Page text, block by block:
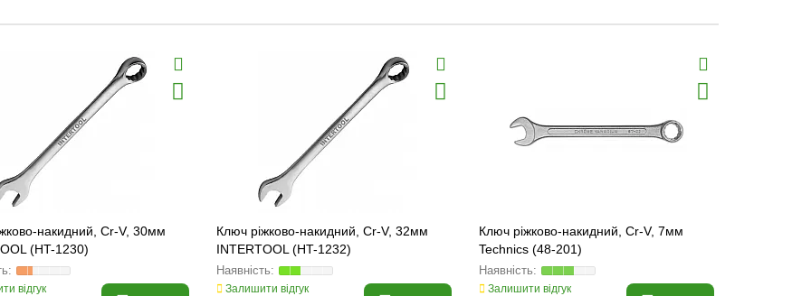
накидний, Cr-V, 30мм
(HT-1230)
відгук
Ключ ріжково-накидний, Cr-V, 32мм
INTERTOOL (HT-1232)
Залишити відгук
Ключ ріжково-накидний, Cr-V, 7мм
Technics (48-201)
Залишити відгук